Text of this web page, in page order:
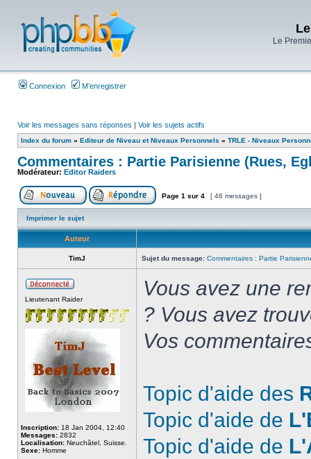
Le
Connexion M’enregistrer
Voir les messages sans réponses | Voir les sujets actifs
Index du forum » Editeur de Niveau et Niveaux Personnels » TRLE - Niveaux
Commentaires : Partie Parisienne (Rues,
Modérateur: Editor Raiders
Page 1 sur 4 [ 46 messages ]
Imprimer le sujet
Auteur
TimJ Sujet du message: Commentaires : Partie
Lieutenant Raider
Inscription: 18 Jan 2004, 12:40
Messages: 2832
Localisation: Neuchâtel, Suisse.
Sexe: Homme
Vous avez une
? Vous avez
Vos
Topic d'aide des
Topic d'aide de
Topic d'aide de